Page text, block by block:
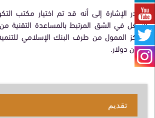
وتجدر الإشارة إلى أنه قد تم اختيار مكتب
الشغل في الشق المرتبط بالمساعدة التقنية
المركز الممول من طرف البنك الإسلامي
مليون دولار.
تقديم